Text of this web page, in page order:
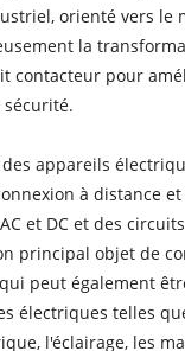
orienté vers le
la
contacteur pour
appareils
à distance
et DC et des
principal objet de
peut également
électriques telles
l'éclairage, les